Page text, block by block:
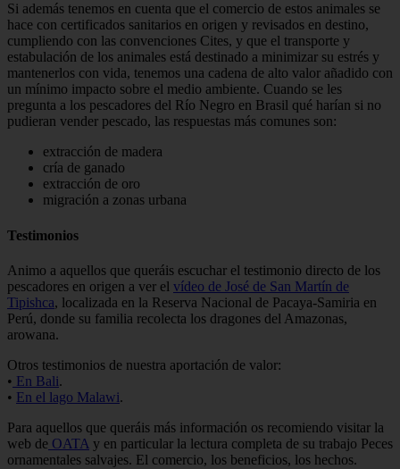
Si además tenemos en cuenta que el comercio de estos animales se
hace con certificados sanitarios en origen y revisados en destino,
cumpliendo con las convenciones Cites, y que el transporte y
estabulación de los animales está destinado a minimizar su estrés y
mantenerlos con vida, tenemos una cadena de alto valor añadido con
un mínimo impacto sobre el medio ambiente. Cuando se les
pregunta a los pescadores del Río Negro en Brasil qué harían si no
pudieran vender pescado, las respuestas más comunes son:
extracción de madera
cría de ganado
extracción de oro
migración a zonas urbana
Testimonios
Animo a aquellos que queráis escuchar el testimonio directo de los
pescadores en origen a ver el vídeo de José de San Martín de
Tipishca, localizada en la Reserva Nacional de Pacaya-Samiria en
Perú, donde su familia recolecta los dragones del Amazonas,
arowana.
Otros testimonios de nuestra aportación de valor:
• En Bali.
• En el lago Malawi.
Para aquellos que queráis más información os recomiendo visitar la
web de OATA y en particular la lectura completa de su trabajo Peces
ornamentales salvajes. El comercio, los beneficios, los hechos.